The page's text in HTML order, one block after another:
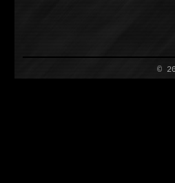
©